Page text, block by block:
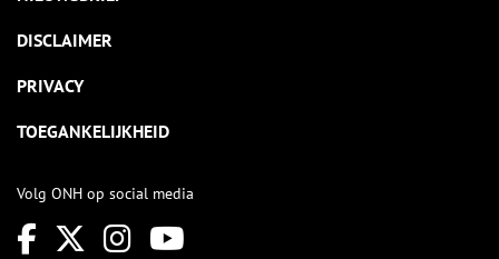
DISCLAIMER
PRIVACY
TOEGANKELIJKHEID
Volg ONH op social media